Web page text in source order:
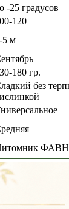
-25 градусов
120
5 м
180 гр.
без
ФАВН